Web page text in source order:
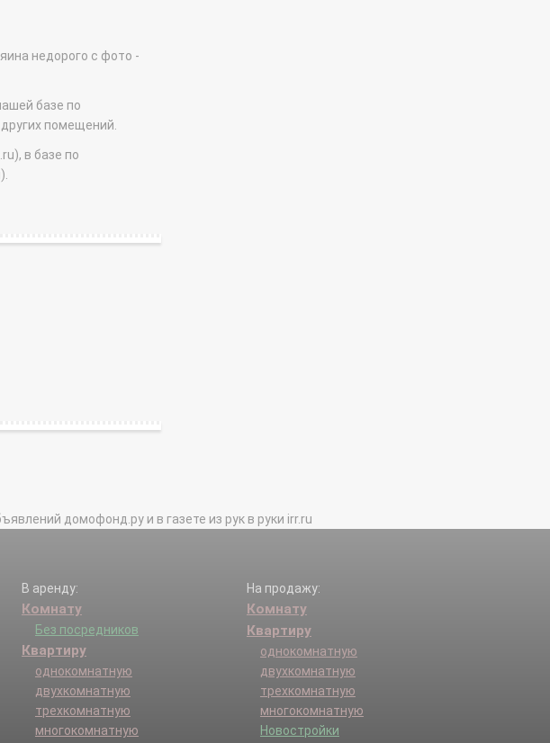
недорого с фото -
базе по
помещений.
в базе по
домофонд.ру и в газете из рук в руки irr.ru
В аренду:
Комнату
Без посредников
Квартиру
однокомнатную
двухкомнатную
трехкомнатную
многокомнатную
На продажу:
Комнату
Квартиру
однокомнатную
двухкомнатную
трехкомнатную
многокомнатную
Новостройки